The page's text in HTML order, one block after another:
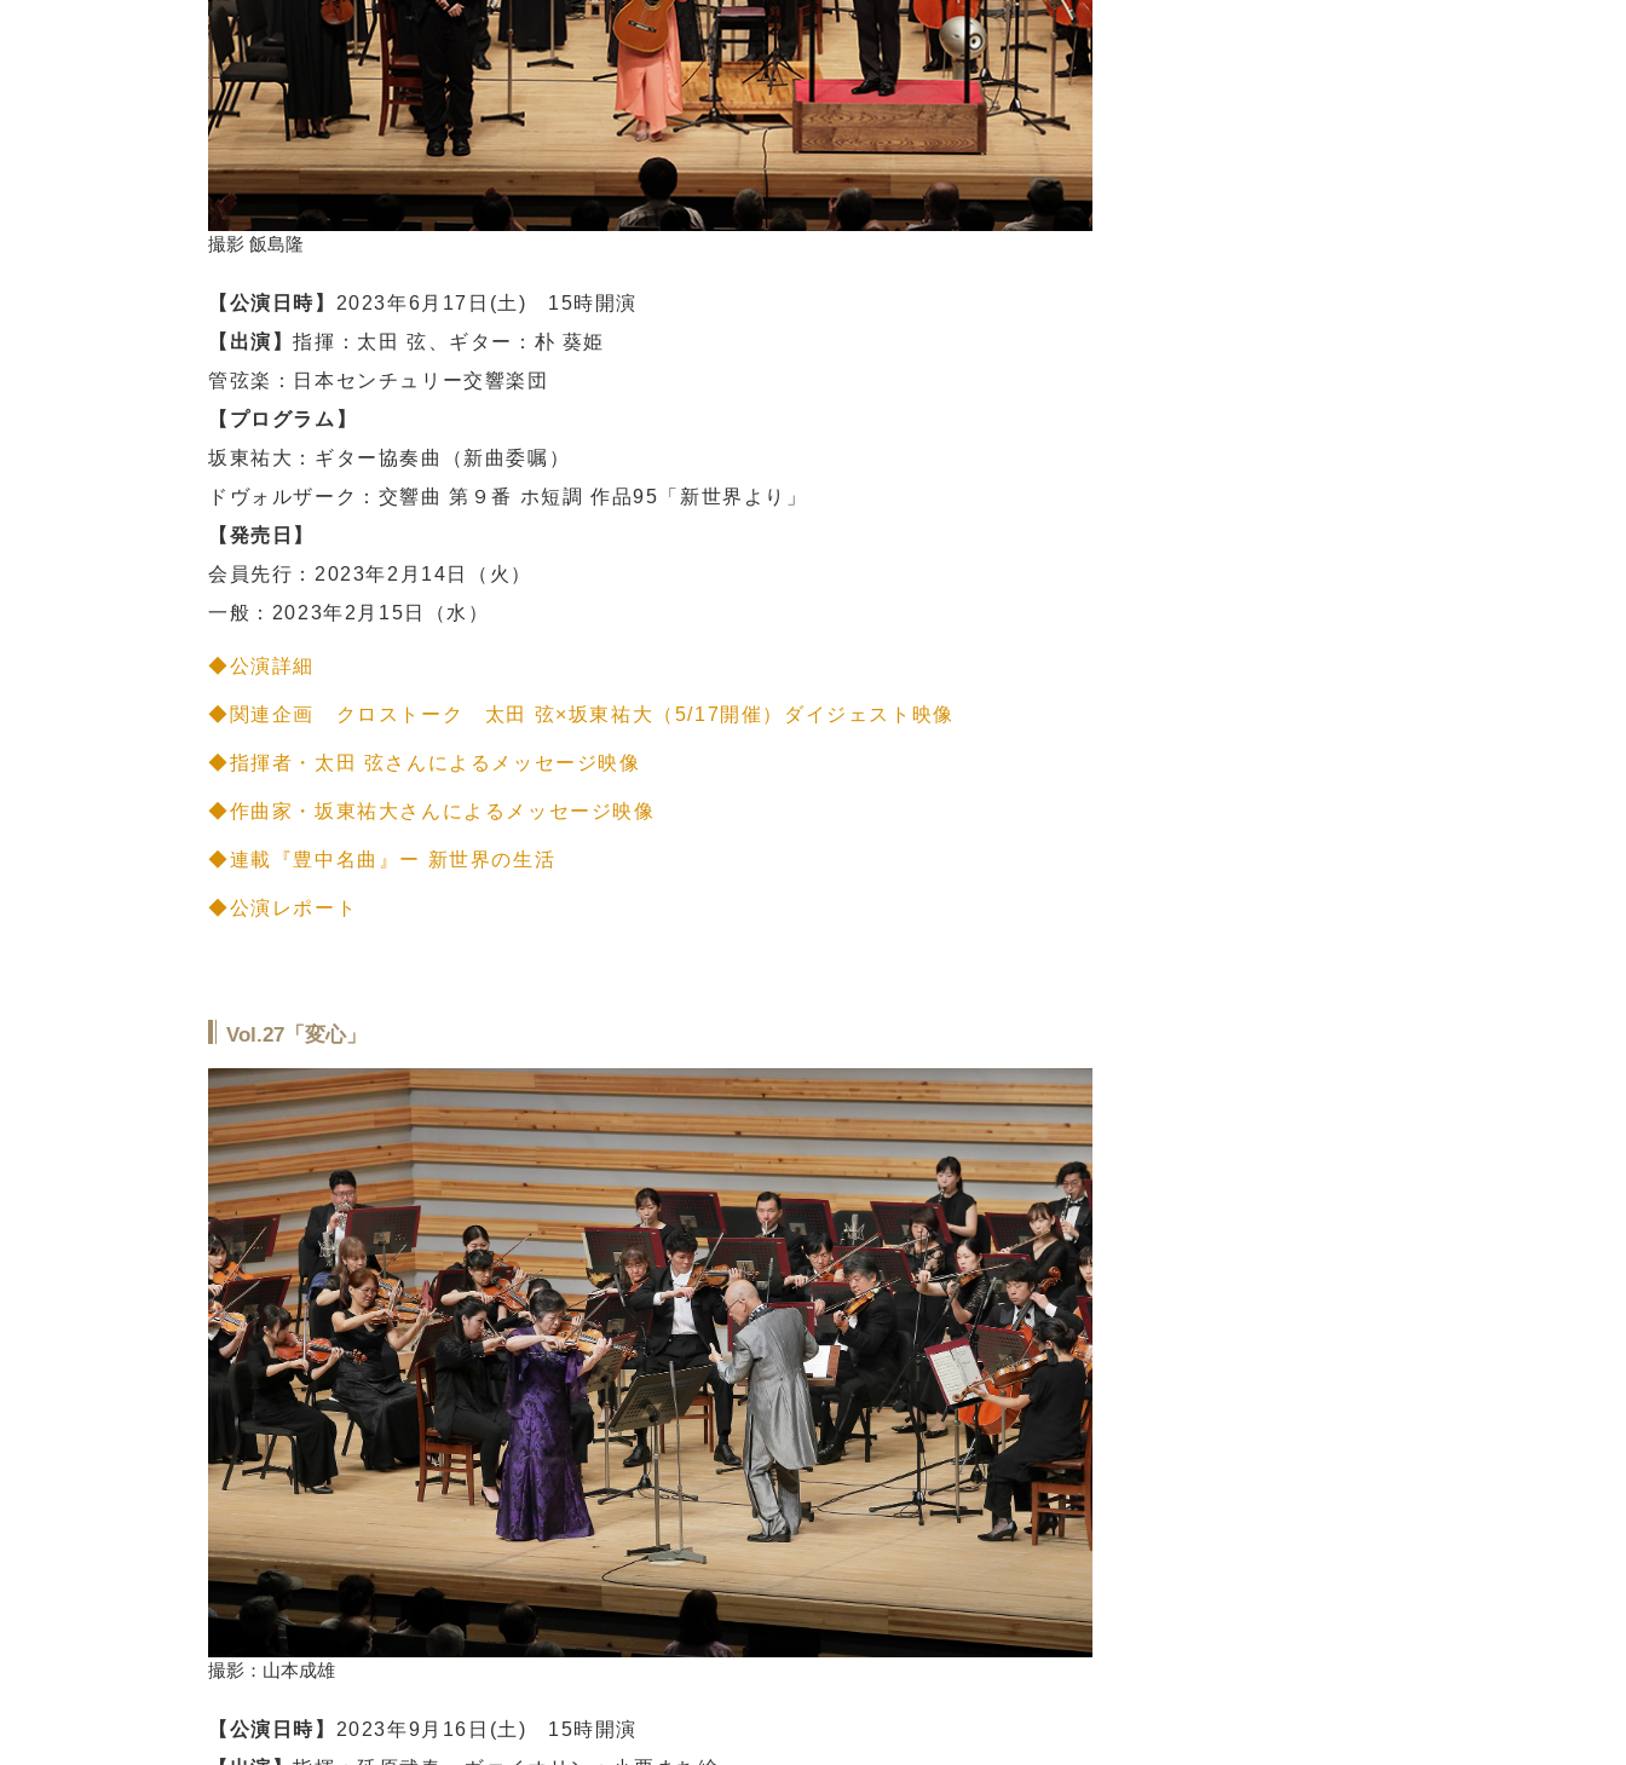
撮影 飯島隆
【公演日時】 2023年6月17日(土) 15時開演
【出演】指揮：太田 弦、ギター：朴 葵姫
管弦楽：日本センチュリー交響楽団
【プログラム】
坂東祐大：ギター協奏曲（新曲委嘱）
ドヴォルザーク：交響曲 第９番 ホ短調 作品95「新世界より」
【発売日】
会員先行：2023年2月14日（火）
一般：2023年2月15日（水）
◆公演詳細
◆関連企画 クロストーク 太田 弦×坂東祐大（5/17開催）ダイジェスト映像
◆指揮者・太田 弦さんによるメッセージ映像
◆作曲家・坂東祐大さんによるメッセージ映像
◆連載『豊中名曲』ー 新世界の生活
◆公演レポート
Vol.27「変心」
撮影：山本成雄
【公演日時】 2023年9月16日(土) 15時開演